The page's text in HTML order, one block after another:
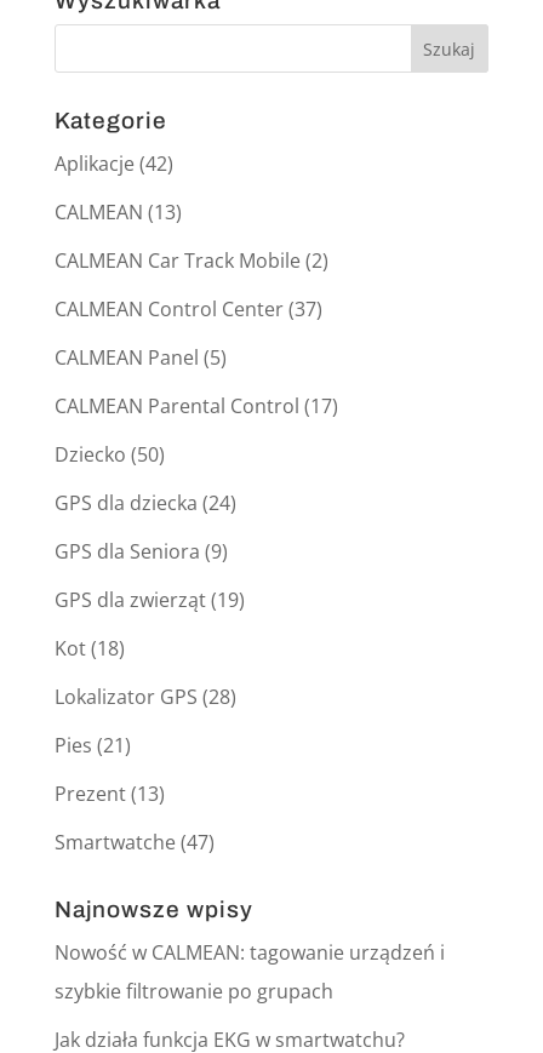
Kategorie
Aplikacje(42)
CALMEAN (13)
CALMEAN Car Track Mobile(2)
CALMEAN Control Center(37)
CALMEAN Panel (5)
CALMEAN Parental Control (17)
Dziecko (50)
GPS dla dziecka (24)
GPS dla Seniora (9)
GPS dla zwierząt(19)
Kot(18)
Lokalizator GPS (28)
Pies (21)
Prezent(13)
Smartwatche(47)
Najnowsze wpisy
Nowość w CALMEAN: tagowanie urządzeń i
szybkie filtrowanie po grupach
Jak działa funkcja EKG w smartwatchu?